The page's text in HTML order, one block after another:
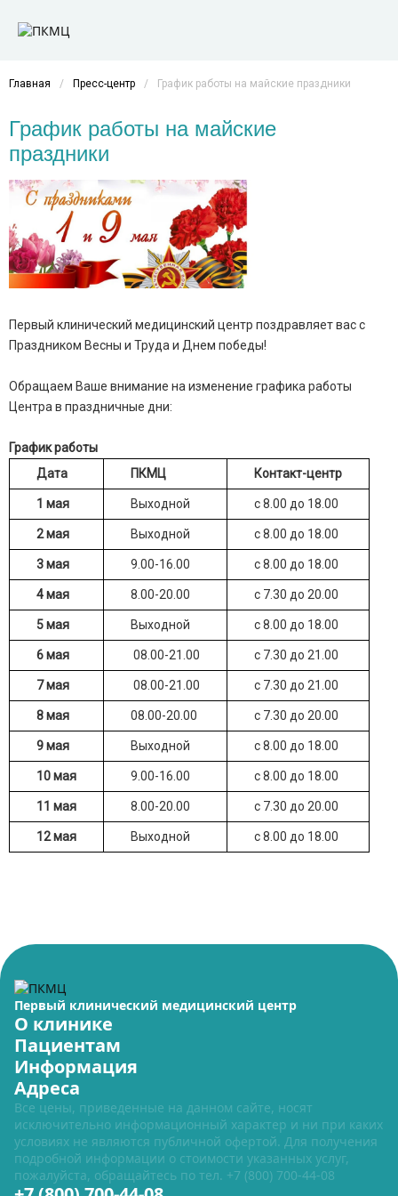
Главная / Пресс-центр / График работы на майские праздники
График работы на майские
праздники
Первый клинический медицинский центр поздравляет вас с
Праздником Весны и Труда и Днем победы!
Обращаем Ваше внимание на изменение графика работы
Центра в праздничные дни:
График работы
Дата
ПКМЦ Контакт-центр
1 мая Выходной с 8.00 до 18.00
2 мая Выходной с 8.00 до 18.00
3 мая 9.00-16.00 с 8.00 до 18.00
4 мая 8.00-20.00 с 7.30 до 20.00
5 мая Выходной с 8.00 до 18.00
6 мая 08.00-21.00 с 7.30 до 21.00
7 мая 08.00-21.00 с 7.30 до 21.00
8 мая 08.00-20.00 с 7.30 до 20.00
9 мая Выходной с 8.00 до 18.00
10 мая 9.00-16.00 с 8.00 до 18.00
11 мая 8.00-20.00 с 7.30 до 20.00
12 мая Выходной с 8.00 до 18.00
Первый клинический медицинский центр
О клинике
Пациентам
Информация
Адреса
Все цены, приведенные на данном сайте, носят
исключительно информационный характер и ни при каких
условиях не являются публичной офертой. Для получения
подробной информации о стоимости указанных услуг,
пожалуйста, обращайтесь по тел. +7 (800) 700-44-08